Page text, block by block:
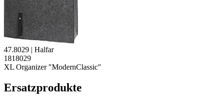
47.8029 | Halfar
1818029
XL Organizer "ModernClassic"
Ersatzprodukte